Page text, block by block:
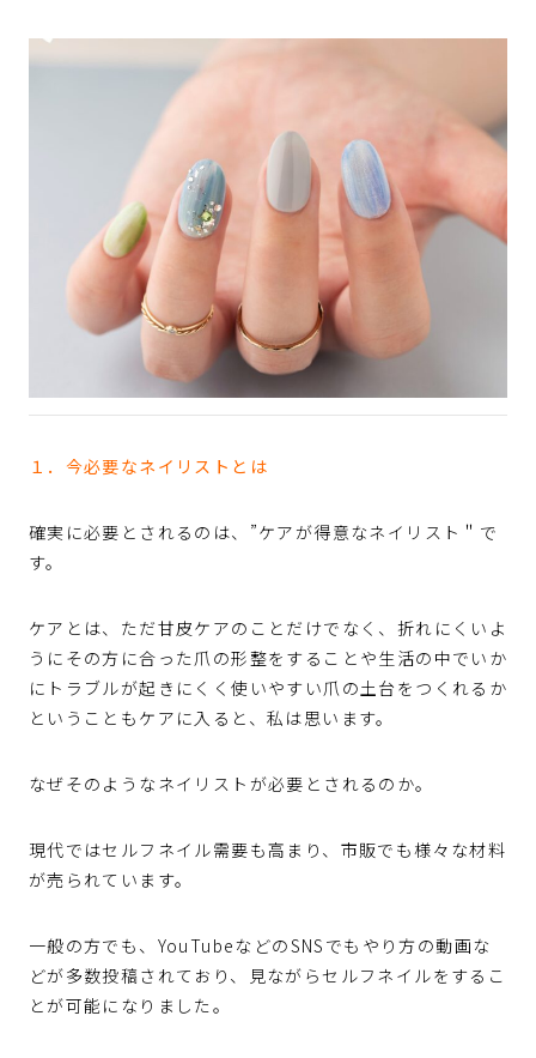
１．今必要なネイリストとは
確実に必要とされるのは、”ケアが得意なネイリスト＂で
す。
ケアとは、ただ甘皮ケアのことだけでなく、折れにくいよ
うにその方に合った爪の形整をすることや生活の中でいか
にトラブルが起きにくく使いやすい爪の土台をつくれるか
ということもケアに入ると、私は思います。
なぜそのようなネイリストが必要とされるのか。
現代ではセルフネイル需要も高まり、市販でも様々な材料
が売られています。
一般の方でも、YouTubeなどのSNSでもやり方の動画な
どが多数投稿されており、見ながらセルフネイルをするこ
とが可能になりました。